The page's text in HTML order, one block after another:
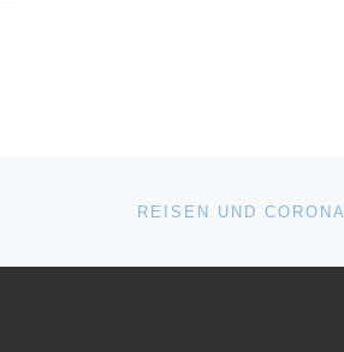
REISEN UND CORONA